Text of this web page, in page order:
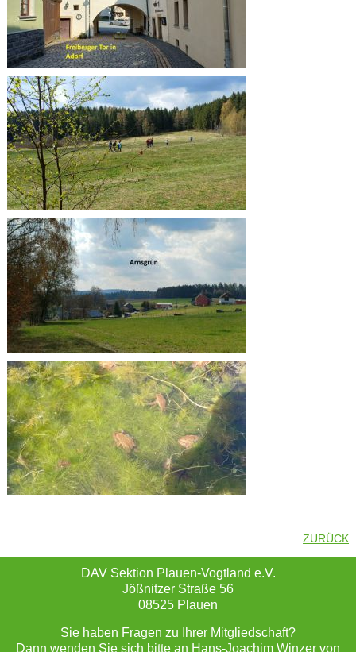
ZURÜCK
DAV Sektion Plauen-Vogtland e.V.
Jößnitzer Straße 56
08525 Plauen
Sie haben Fragen zu Ihrer Mitgliedschaft?
Dann wenden Sie sich bitte an Hans-Joachim Winzer von